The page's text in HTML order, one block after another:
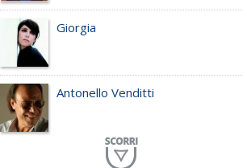
Giorgia
Antonello Venditti
Planet Funk